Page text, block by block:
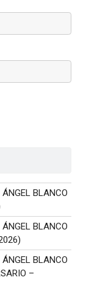
ÁNGEL BLANCO
ÁNGEL BLANCO
ÁNGEL BLANCO
–